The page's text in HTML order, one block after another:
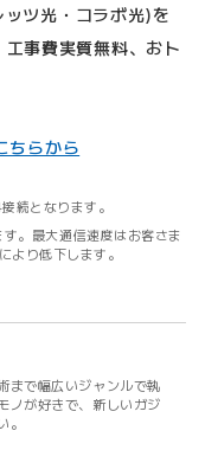
ツ光・コラボ光)を
事費実質無料、おト
ちらから
続となります。
。最大通信速度はお客さま
より低下します。
まで幅広いジャンルで執
ノが好きで、新しいガジ
。